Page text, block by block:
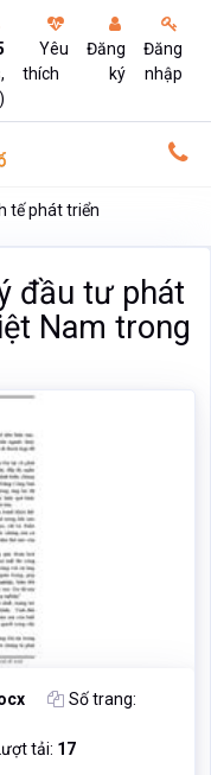
Yêu
thích
Đăng
ký
Đăng
nhập
tế phát triển
đầu tư phát
Nam trong
Số trang:
tải: 17